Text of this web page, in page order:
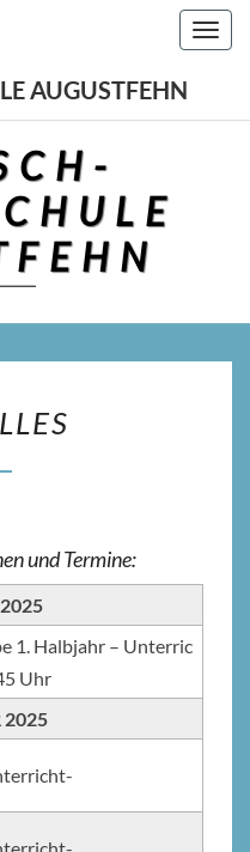
AUGUSTFEHN
und Termine:
1. Halbjahr – Unterric
Uhr
2025